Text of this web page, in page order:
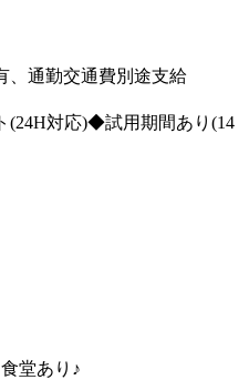
、通勤交通費別途支給
対応)◆試用期間あり(14
堂あり♪